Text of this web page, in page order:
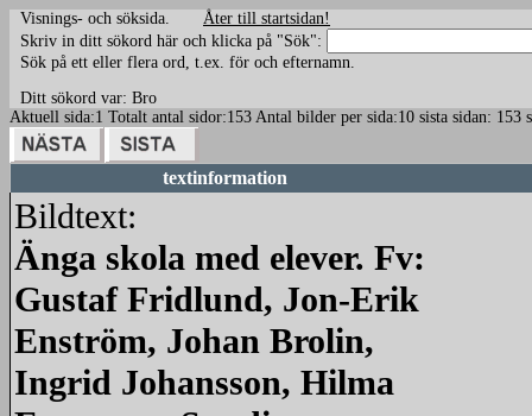
Visnings- och söksida. Åter till startsidan!
Skriv in ditt sökord här och klicka på "Sök":
Sök på ett eller flera ord, t.ex. för och efternamn.
Ditt sökord var: Bro
Aktuell sida:1 Totalt antal sidor:153 Antal bilder per sida:10 sista sidan:
textinformation
Bildtext:
Änga skola med elever. Fv:
Gustaf Fridlund, Jon-Erik
Enström, Johan Brolin,
Ingrid Johansson, Hilma